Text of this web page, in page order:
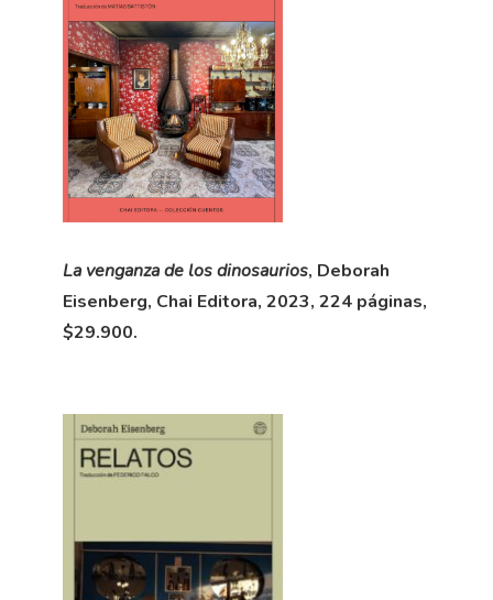
La venganza de los dinosaurios, Deborah
Eisenberg, Chai Editora, 2023, 224 páginas,
$29.900.